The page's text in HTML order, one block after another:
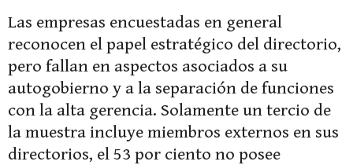
Las empresas encuestadas en general
reconocen el papel estratégico del directorio,
pero fallan en aspectos asociados a su
autogobierno y a la separación de funciones
con la alta gerencia. Solamente un tercio de
la muestra incluye miembros externos en sus
directorios, el 53 por ciento no posee